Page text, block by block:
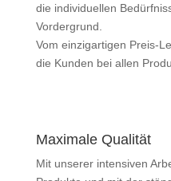
die individuellen
Vordergrund.
Vom einzigartigen Preis-
die Kunden bei allen
Maximale Qualität
Mit unserer intensiven